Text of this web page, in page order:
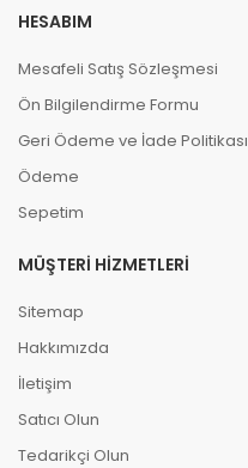
HESABIM
Mesafeli Satış Sözleşmesi
Ön Bilgilendirme Formu
Geri Ödeme ve İade Politikası
Ödeme
Sepetim
MÜŞTERI HIZMETLERI
Sitemap
Hakkımızda
İletişim
Satıcı Olun
Tedarikçi Olun